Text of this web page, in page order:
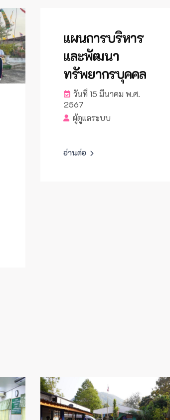
แผนการบริหาร
และพัฒนา
ทรัพยากรบุคคล
วันที่ 15 มีนาคม พ.ศ.
2567
ผู้ดูแลระบบ
อ่านต่อ